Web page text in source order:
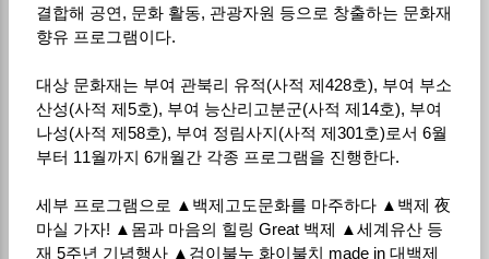
결합해 공연, 문화 활동, 관광자원 등으로 창출하는 문화재
향유 프로그램이다.
대상 문화재는 부여 관북리 유적(사적 제428호), 부여 부소
산성(사적 제5호), 부여 능산리고분군(사적 제14호), 부여
나성(사적 제58호), 부여 정림사지(사적 제301호)로서 6월
부터 11월까지 6개월간 각종 프로그램을 진행한다.
세부 프로그램으로 ▲백제고도문화를 마주하다 ▲백제 夜
마실 가자! ▲몸과 마음의 힐링 Great 백제 ▲세계유산 등
재 5주년 기념행사 ▲검이불누 화이불치 made in 대백제